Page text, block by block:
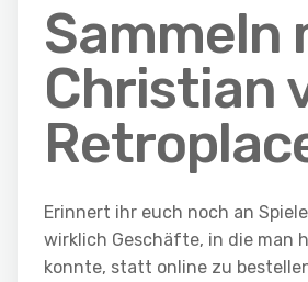
Sammeln
Christian
Erinnert ihr euch noch an
wirklich Geschäfte, in die man
konnte, statt online zu